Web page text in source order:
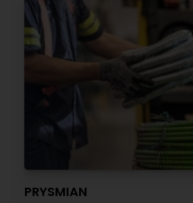
PRYSMIAN